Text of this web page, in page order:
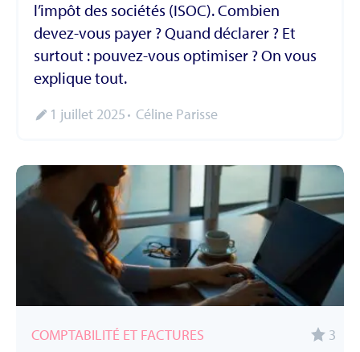
l’impôt des sociétés (ISOC). Combien
devez-vous payer ? Quand déclarer ? Et
surtout : pouvez-vous optimiser ? On vous
explique tout.
1 juillet 2025 Céline Parisse
COMPTABILITÉ ET FACTURES 3